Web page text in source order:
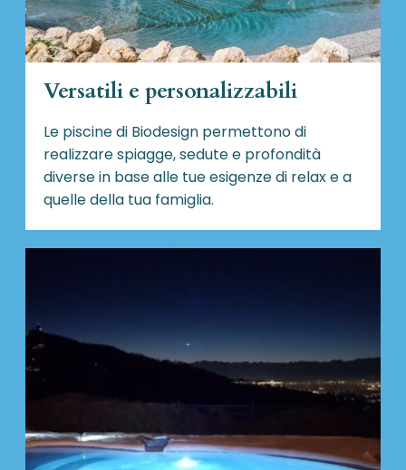
Versatili e personalizzabili
Le piscine di Biodesign permettono di
realizzare spiagge, sedute e profondità
diverse in base alle tue esigenze di relax e a
quelle della tua famiglia.